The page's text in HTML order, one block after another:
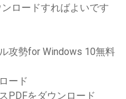
ロードすればよいです
攻勢for Windows 10無料
ード
PDFをダウンロード